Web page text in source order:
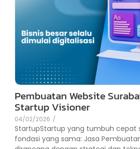
Pembuatan Website
Startup Visioner
04/02/2026 /
StartupStartup yang tumbuh cepat
fondasi yang sama: Jasa